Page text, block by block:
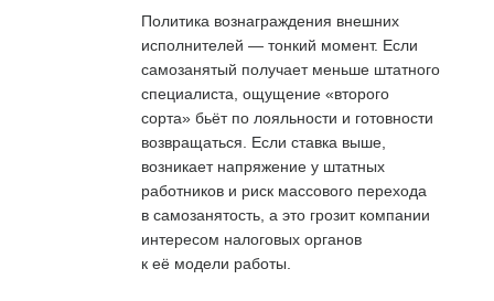
Политика вознаграждения внешних
исполнителей — тонкий момент. Если
самозанятый получает меньше штатного
специалиста, ощущение «второго
сорта» бьёт по лояльности и готовности
возвращаться. Если ставка выше,
возникает напряжение у штатных
работников и риск массового перехода
в самозанятость, а это грозит компании
интересом налоговых органов
к её модели работы.